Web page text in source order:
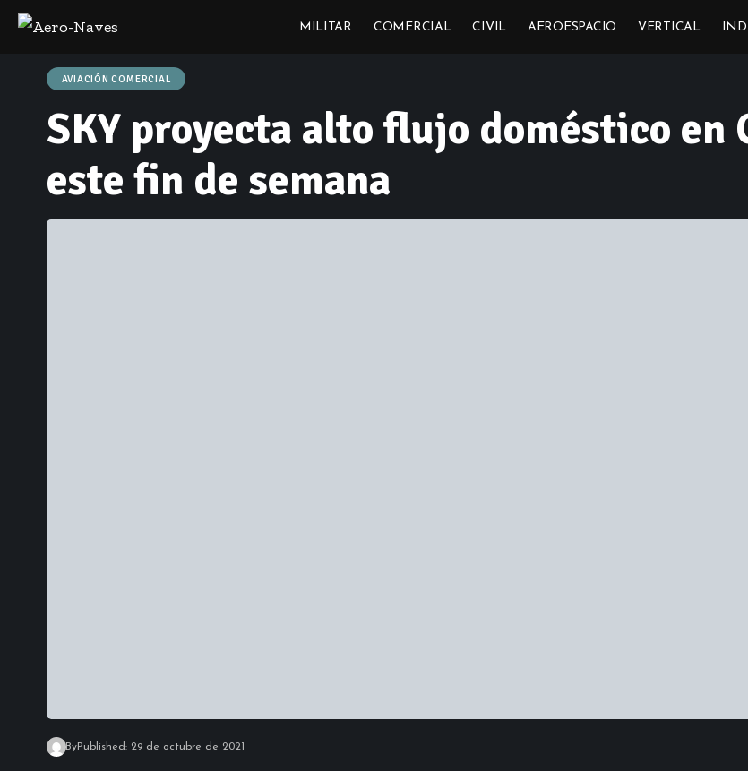
MILITAR COMERCIAL CIVIL AEROESPACIO VERTICAL
AVIACIÓN COMERCIAL
SKY proyecta alto flujo doméstico en
este fin de semana
ByPublished: 29 de octubre de 2021